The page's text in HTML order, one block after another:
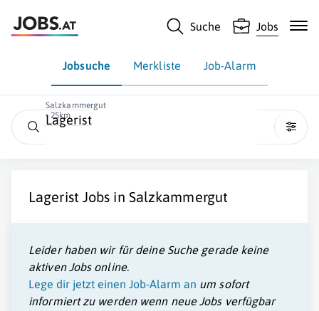
Suche Jobs
Jobsuche Merkliste Job-Alarm
Salzkammergut
• 25km
Lagerist
Lagerist Jobs in Salzkammergut
Leider haben wir für deine Suche gerade keine
aktiven Jobs online.
Lege dir jetzt einen Job-Alarm an um sofort
informiert zu werden wenn neue Jobs verfügbar